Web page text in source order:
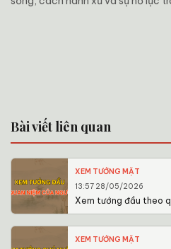
Bài viết liên quan
XEM TƯỚNG MẶT
13:57 28/05/2026
Xem tướng đầu theo
XEM TƯỚNG MẶT